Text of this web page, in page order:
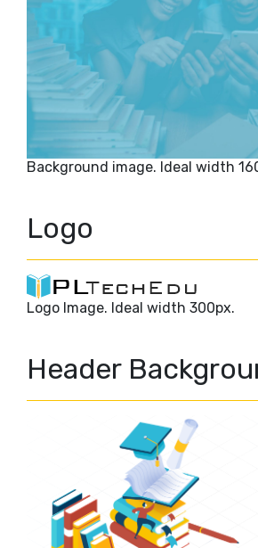
Background image. Ideal width
Logo
Logo Image. Ideal width 300px.
Header